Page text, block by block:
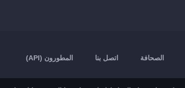
الصحافة اتصل بنا المطورون (API)